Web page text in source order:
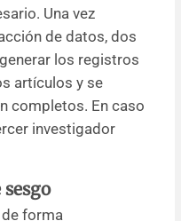
Una vez
de datos, dos
los registros
artículos y se
completos. En caso
investigador
forma